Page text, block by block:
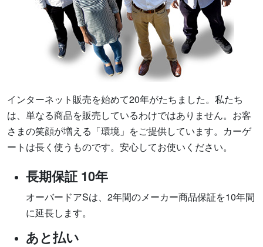
インターネット販売を始めて20年がたちました。私たち
は、単なる商品を販売しているわけではありません。お客
さまの笑顔が増える「環境」をご提供しています。カーゲ
ートは長く使うものです。安心してお使いください。
長期保証 10年
オーバードアSは、2年間のメーカー商品保証を10年間
に延長します。
あと払い